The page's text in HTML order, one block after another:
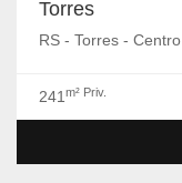
Torres
RS - Torres - Centro
241 m² Priv.